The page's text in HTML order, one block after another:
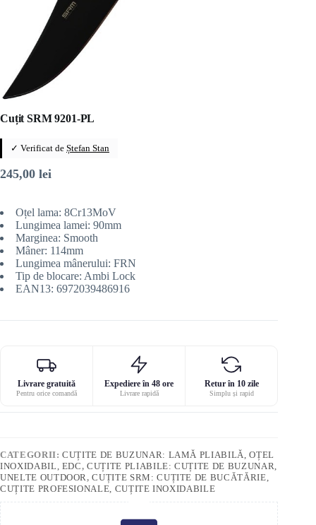
Cuțit SRM 9201-PL
✓ Verificat de Ștefan Stan
245,00 lei
Oțel lama: 8Cr13MoV
Lungimea lamei: 90mm
Marginea: Smooth
Mâner: 114mm
Lungimea mânerului: FRN
Tip de blocare: Ambi Lock
EAN13: 6972039486916
Livrare gratuită
Pentru orice comandă
Expediere în 48 ore
Livrare rapidă
Retur în 10 zile
Simplu și rapid
CATEGORII:CUȚITE DE BUZUNAR: LAMĂ PLIABILĂ, OȚEL
INOXIDABIL, EDC,CUȚITE PLIABILE: CUȚITE DE BUZUNAR,
UNELTE OUTDOOR,CUȚITE SRM: CUȚITE DE BUCĂTĂRIE,
CUȚITE PROFESIONALE, CUȚITE INOXIDABILE